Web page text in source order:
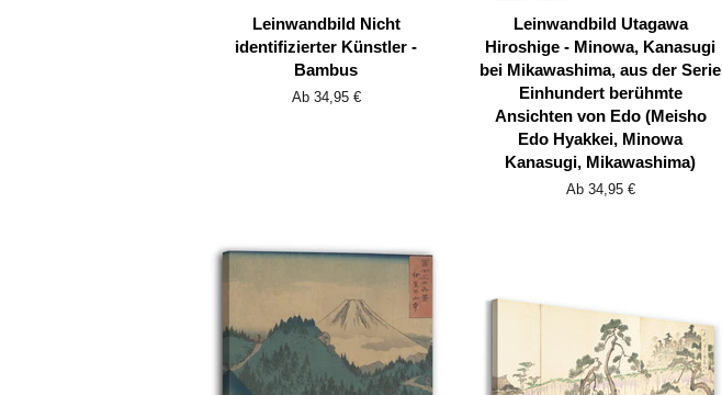
Leinwandbild Nicht
identifizierter Künstler -
Bambus
Ab 34,95 €
Leinwandbild Utagawa
Hiroshige - Minowa, Kanasugi
bei Mikawashima, aus der Serie
Einhundert berühmte
Ansichten von Edo (Meisho
Edo Hyakkei, Minowa
Kanasugi, Mikawashima)
Ab 34,95 €